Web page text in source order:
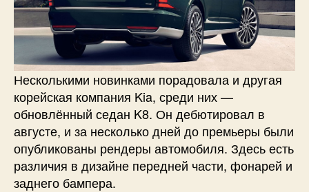
Несколькими новинками порадовала и другая
корейская компания Kia, среди них —
обновлённый седан K8. Он дебютировал в
августе, и за несколько дней до премьеры были
опубликованы рендеры автомобиля. Здесь есть
различия в дизайне передней части, фонарей и
заднего бампера.